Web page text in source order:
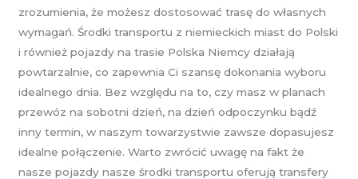
zrozumienia, że możesz dostosować trasę do własnych
wymagań. Środki transportu z niemieckich miast do Polski
i również pojazdy na trasie Polska Niemcy działają
powtarzalnie, co zapewnia Ci szansę dokonania wyboru
idealnego dnia. Bez względu na to, czy masz w planach
przewóz na sobotni dzień, na dzień odpoczynku bądź
inny termin, w naszym towarzystwie zawsze dopasujesz
idealne połączenie. Warto zwrócić uwagę na fakt że
nasze pojazdy nasze środki transportu oferują transfery